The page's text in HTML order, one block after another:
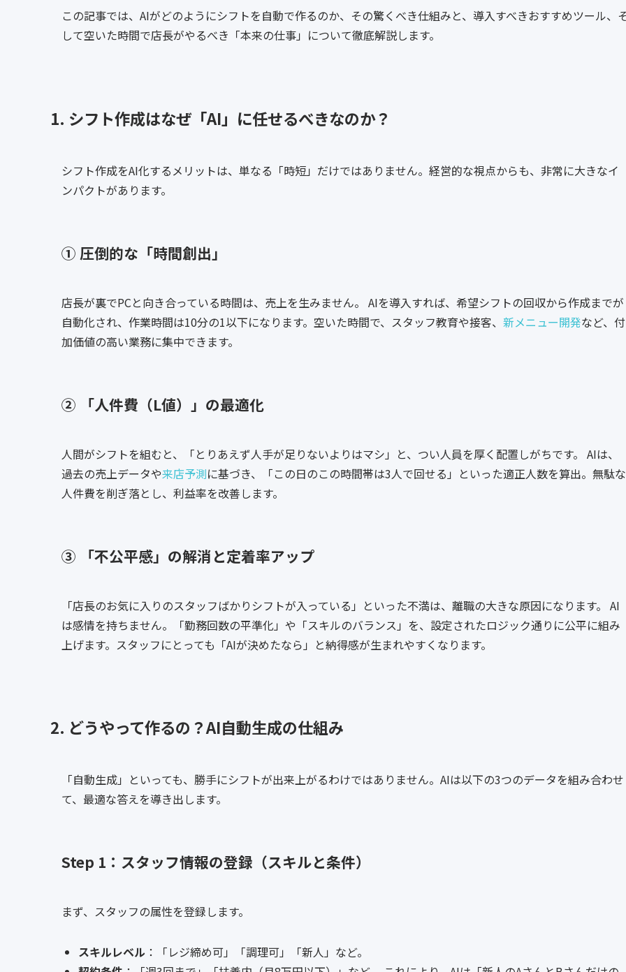
この記事では、AIがどのようにシフトを自動で作るのか、その驚くべき仕組みと、導入すべきおすすめツール、
して空いた時間で店長がやるべき「本来の仕事」について徹底解説します。
1. シフト作成はなぜ「AI」に任せるべきなのか？
シフト作成をAI化するメリットは、単なる「時短」だけではありません。経営的な視点からも、非常に大きなイ
ンパクトがあります。
① 圧倒的な「時間創出」
店長が裏でPCと向き合っている時間は、売上を生みません。 AIを導入すれば、希望シフトの回収から作成までが
自動化され、作業時間は10分の1以下になります。空いた時間で、スタッフ教育や接客、 新メニュー開発など、付
加価値の高い業務に集中できます。
② 「人件費（L値）」の最適化
人間がシフトを組むと、「とりあえず人手が足りないよりはマシ」と、つい人員を厚く配置しがちです。 AIは、
過去の売上データや来店予測に基づき、「この日のこの時間帯は3人で回せる」といった適正人数を算出。無駄な
人件費を削ぎ落とし、利益率を改善します。
③ 「不公平感」の解消と定着率アップ
「店長のお気に入りのスタッフばかりシフトが入っている」といった不満は、離職の大きな原因になります。 AI
は感情を持ちません。「勤務回数の平準化」や「スキルのバランス」を、設定されたロジック通りに公平に組み
上げます。スタッフにとっても「AIが決めたなら」と納得感が生まれやすくなります。
2. どうやって作るの？AI自動生成の仕組み
「自動生成」といっても、勝手にシフトが出来上がるわけではありません。AIは以下の3つのデータを組み合わせ
て、最適な答えを導き出します。
Step 1：スタッフ情報の登録（スキルと条件）
まず、スタッフの属性を登録します。
スキルレベル ：「レジ締め可」「調理可」「新人」など。